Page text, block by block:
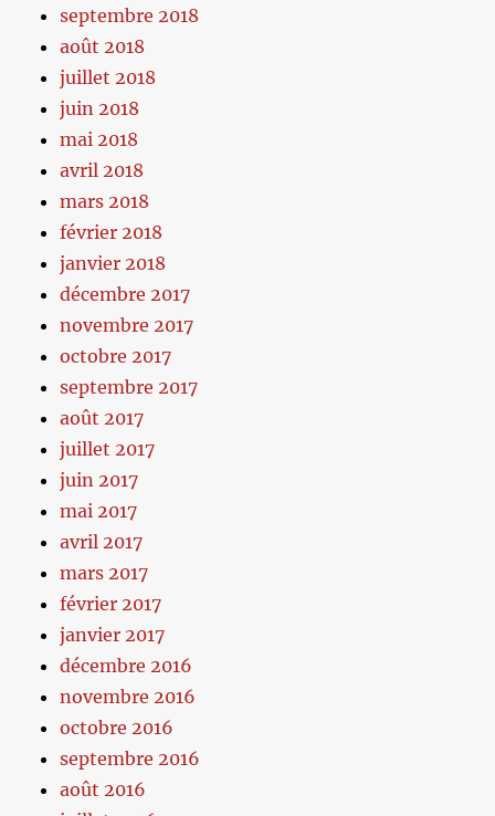
septembre 2018
août 2018
juillet 2018
juin 2018
mai 2018
avril 2018
mars 2018
février 2018
janvier 2018
décembre 2017
novembre 2017
octobre 2017
septembre 2017
août 2017
juillet 2017
juin 2017
mai 2017
avril 2017
mars 2017
février 2017
janvier 2017
décembre 2016
novembre 2016
octobre 2016
septembre 2016
août 2016